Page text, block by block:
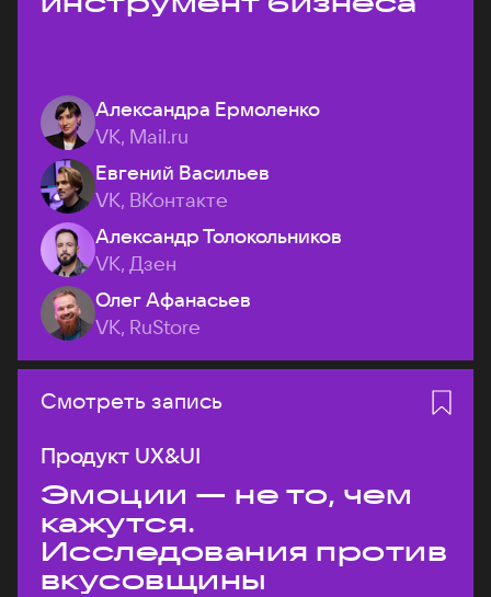
Александра Ермоленко
VK, Mail.ru
Евгений Васильев
VK, ВКонтакте
Александр Толокольников
VK, Дзен
Олег Афанасьев
VK, RuStore
Смотреть запись
Продукт UX&UI
Эмоции — не то, чем
кажутся.
Исследования против
вкусовщины